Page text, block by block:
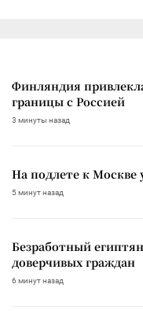
Финляндия
границы с Россией
3 минуты назад
На подлете к Москве
5 минут назад
Безработный
доверчивых граждан
6 минут назад